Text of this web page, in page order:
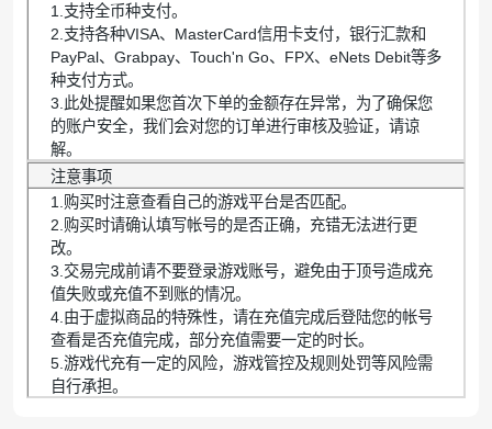
1.支持全币种支付。
2.支持各种VISA、MasterCard信用卡支付，银行汇款和
PayPal、Grabpay、Touch'n Go、FPX、eNets Debit等多
种支付方式。
3.此处提醒如果您首次下单的金额存在异常，为了确保您
的账户安全，我们会对您的订单进行审核及验证，请谅
解。
注意事项
1.购买时注意查看自己的游戏平台是否匹配。
2.购买时请确认填写帐号的是否正确，充错无法进行更
改。
3.交易完成前请不要登录游戏账号，避免由于顶号造成充
值失败或充值不到账的情况。
4.由于虚拟商品的特殊性，请在充值完成后登陆您的帐号
查看是否充值完成，部分充值需要一定的时长。
5.游戏代充有一定的风险，游戏管控及规则处罚等风险需
自行承担。